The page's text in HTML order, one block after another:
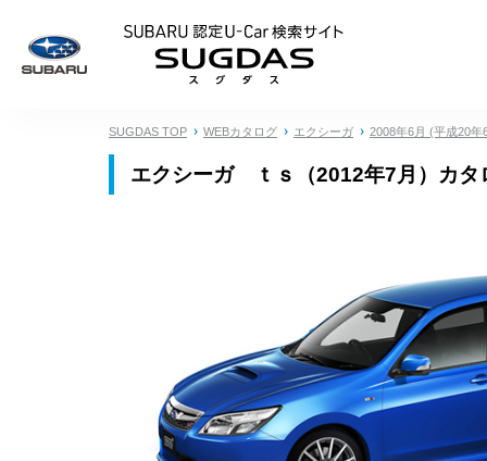
SUGDAS TOP WEBカタログ エクシーガ 2008年6月 (平成20
エクシーガ ｔｓ（2012年7月）カタ